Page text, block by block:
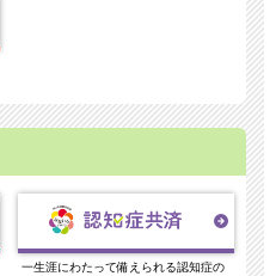
一生涯にわたって備えられる認知症の